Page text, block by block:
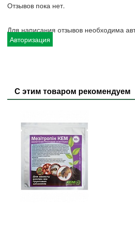
Отзывов пока нет.
Для написания отзывов необходима
Авторизация
С этим товаром рекомендуем